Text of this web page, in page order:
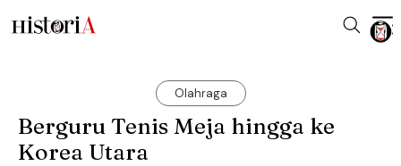
Olahraga
Berguru Tenis Meja hingga ke
Korea Utara